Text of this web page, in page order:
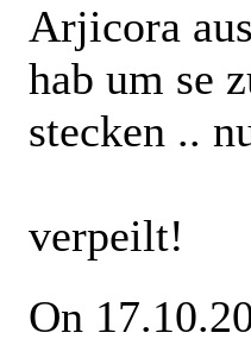
Arjicora
hab um se
stecken ..
verpeilt!
On